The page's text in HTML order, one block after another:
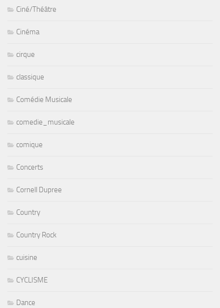
Ciné/Théâtre
Cinéma
cirque
classique
Comédie Musicale
comedie_musicale
comique
Concerts
Cornell Dupree
Country
Country Rock
cuisine
CYCLISME
Dance